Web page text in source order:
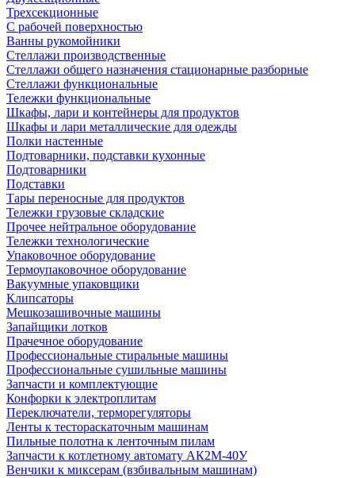
Трехсекционные
С рабочей поверхностью
Ванны рукомойники
Стеллажи производственные
Стеллажи общего назначения стационарные разборные
Стеллажи функциональные
Тележки функциональные
Шкафы, лари и контейнеры для продуктов
Шкафы и лари металлические для одежды
Полки настенные
Подтоварники, подставки кухонные
Подтоварники
Подставки
Тары переносные для продуктов
Тележки грузовые складские
Прочее нейтральное оборудование
Тележки технологические
Упаковочное оборудование
Термоупаковочное оборудование
Вакуумные упаковщики
Клипсаторы
Мешкозашивочные машины
Запайщики лотков
Прачечное оборудование
Профессиональные стиральные машины
Профессиональные сушильные машины
Запчасти и комплектующие
Конфорки к электроплитам
Переключатели, терморегуляторы
Ленты к тестораскаточным машинам
Пильные полотна к ленточным пилам
Запчасти к котлетному автомату АК2М-40У
Венчики к миксерам (взбивальным машинам)